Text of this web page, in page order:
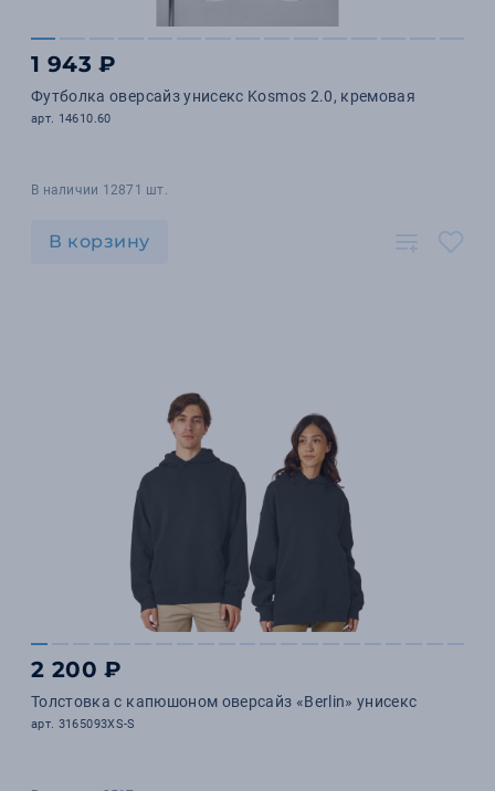
1 943 ₽
Футболка оверсайз унисекс Kosmos 2.0, кремовая
арт. 14610.60
В наличии 12871 шт.
В корзину
2 200 ₽
Толстовка с капюшоном оверсайз «Berlin» унисекс
арт. 3165093XS-S